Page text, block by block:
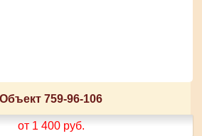
Объект 759-96-106
от 1 400 руб.